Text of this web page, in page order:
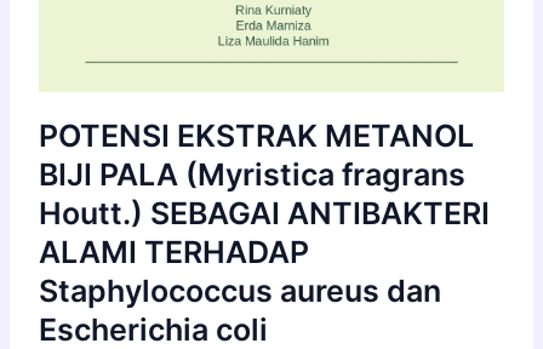
POTENSI EKSTRAK METANOL
BIJI PALA (Myristica fragrans
Houtt.) SEBAGAI ANTIBAKTERI
ALAMI TERHADAP
Staphylococcus aureus dan
Escherichia coli